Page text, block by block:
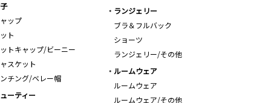
ップ
ト
トキャップ/ビーニー
スケット
チング/ベレー帽
ランジェリー
ブラ＆フルバック
ショーツ
ランジェリー/その他
ルームウェア
ルームウェア
ルームウェア/その他
ーティー